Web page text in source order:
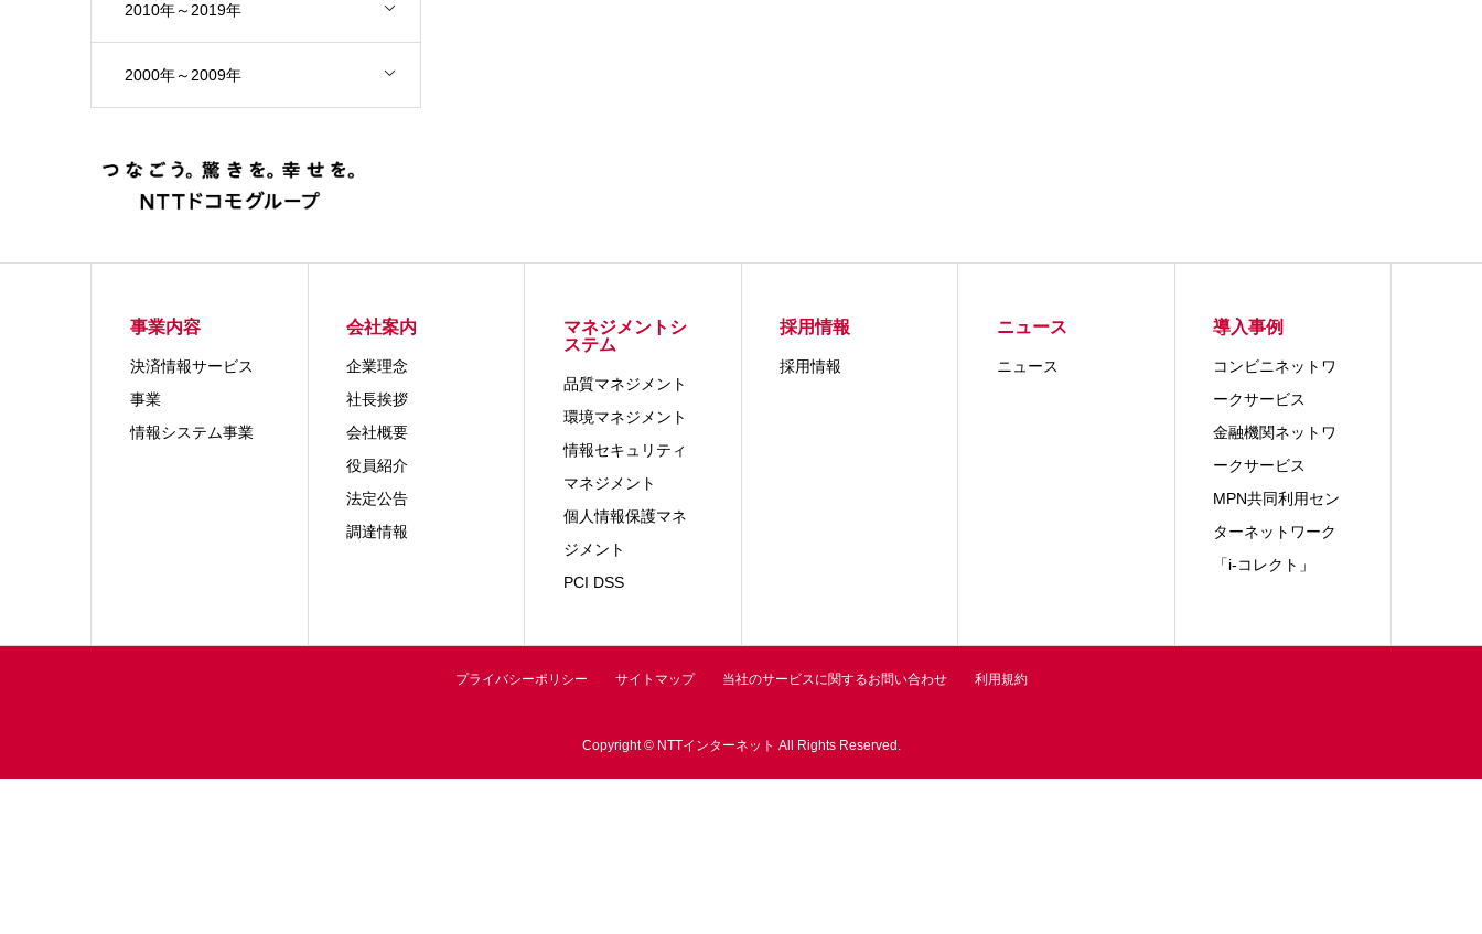
2010年～2019年
2000年～2009年
事業内容
決済情報サービス
事業
情報システム事業
会社案内
企業理念
社長挨拶
会社概要
役員紹介
法定公告
調達情報
マネジメントシ
ステム
品質マネジメント
環境マネジメント
情報セキュリティ
マネジメント
個人情報保護マネ
ジメント
PCI DSS
採用情報
採用情報
ニュース
ニュース
導入事例
コンビニネットワ
ークサービス
金融機関ネットワ
ークサービス
MPN共同利用セン
ターネットワーク
「i-コレクト」
プライバシーポリシー サイトマップ 当社のサービスに関するお問い合わせ 利用規約
Copyright © NTTインターネット All Rights Reserved.